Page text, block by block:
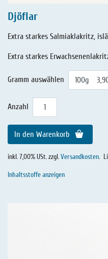
Djöflar
Extra starkes Salmiaklakritz,
Extra starkes
Gramm auswählen
Anzahl
In den Warenkorb
inkl. 7,00% USt. zzgl.Versandkosten.
Inhaltsstoffe anzeigen